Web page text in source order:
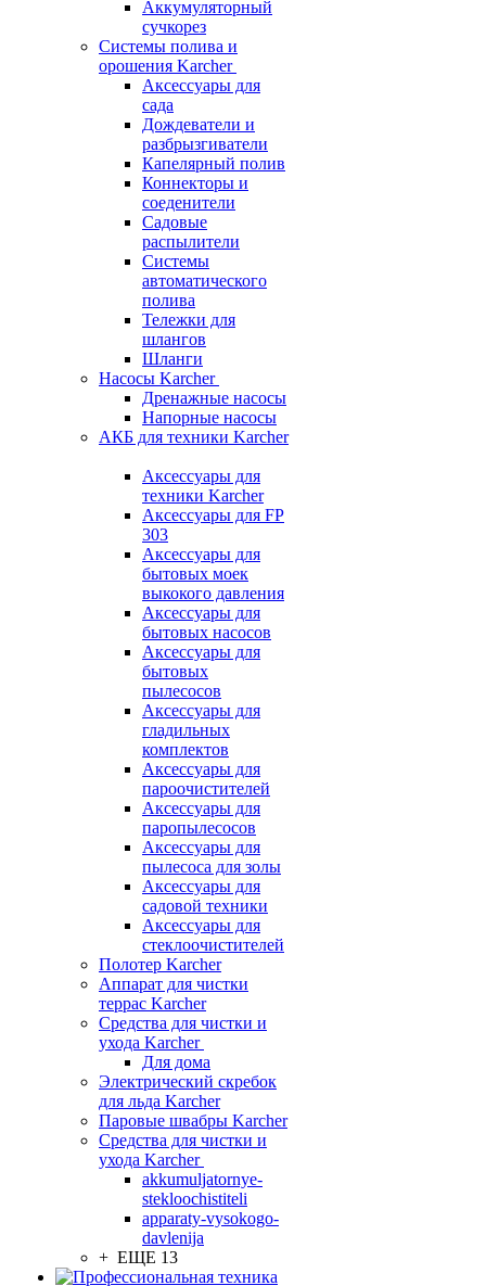
Аккумуляторный
сучкорез
Системы полива и
орошения Karcher
Аксессуары для
сада
Дождеватели и
разбрызгиватели
Капелярный полив
Коннекторы и
соеденители
Садовые
распылители
Системы
автоматического
полива
Тележки для
шлангов
Шланги
Насосы Karcher
Дренажные насосы
Напорные насосы
АКБ для техники Karcher
Аксессуары для
техники Karcher
Аксессуары для FP
303
Аксессуары для
бытовых моек
выкокого давления
Аксессуары для
бытовых насосов
Аксессуары для
бытовых
пылесосов
Аксессуары для
гладильных
комплектов
Аксессуары для
пароочистителей
Аксессуары для
паропылесосов
Аксессуары для
пылесоса для золы
Аксессуары для
садовой техники
Аксессуары для
стеклоочистителей
Полотер Karcher
Аппарат для чистки
террас Karcher
Средства для чистки и
ухода Karcher
Для дома
Электрический скребок
для льда Karcher
Паровые швабры Karcher
Средства для чистки и
ухода Karcher
akkumuljatornye-
stekloochistiteli
apparaty-vysokogo-
davlenija
+ ЕЩЕ 13